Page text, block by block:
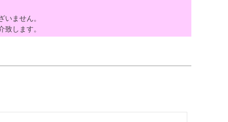
ません。
致します。